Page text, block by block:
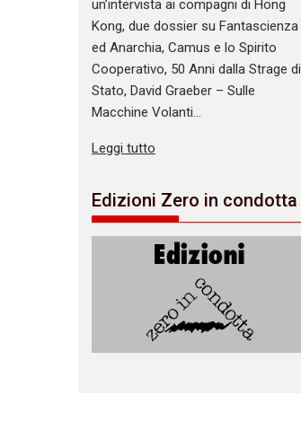
un’intervista ai compagni di Hong
Kong, due dossier su Fantascienza
ed Anarchia, Camus e lo Spirito
Cooperativo, 50 Anni dalla Strage di
Stato, David Graeber – Sulle
Macchine Volanti…
Leggi tutto
Edizioni Zero in condotta